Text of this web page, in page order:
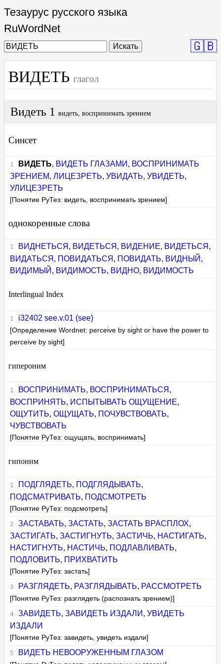
Тезаурус русского языка
RuWordNet
Искать 🇬🇧
ВИДЕТЬ глагол
Видеть 1 видеть, воспринимать зрением
Синсет
ВИДЕТЬ, ВИДЕТЬ ГЛАЗАМИ , ВОСПРИНИМАТЬ
ЗРЕНИЕМ,ЛИЦЕЗРЕТЬ,УВИДАТЬ,УВИДЕТЬ,
УЛИЦЕЗРЕТЬ
[Понятие РуТез: видеть, воспринимать зрением]
однокоренные слова
ВИДНЕТЬСЯ , ВИДЕТЬСЯ , ВИДЕНИЕ, ВИДЕТЬСЯ ,
ВИДАТЬСЯ , ПОВИДАТЬСЯ , ПОВИДАТЬ, ВИДНЫЙ ,
ВИДИМЫЙ , ВИДИМОСТЬ, ВИДНО, ВИДИМОСТЬ
Interlingual Index
i32402 see.v.01 (see)
[Определение Wordnet: perceive by sight or have the power to
perceive by sight]
гипероним
ВОСПРИНИМАТЬ, ВОСПРИНИМАТЬСЯ ,
ВОСПРИНЯТЬ, ИСПЫТЫВАТЬ ОЩУЩЕНИЕ,
ОЩУТИТЬ,ОЩУЩАТЬ, ПОЧУВСТВОВАТЬ,
ЧУВСТВОВАТЬ
[Понятие РуТез: ощущать, воспринимать]
гипоним
ПОДГЛЯДЕТЬ, ПОДГЛЯДЫВАТЬ,
ПОДСМАТРИВАТЬ, ПОДСМОТРЕТЬ
[Понятие РуТез: подсмотреть]
ЗАСТАВАТЬ, ЗАСТАТЬ, ЗАСТАТЬ ВРАСПЛОХ,
ЗАСТИГАТЬ,ЗАСТИГНУТЬ,ЗАСТИЧЬ, НАСТИГАТЬ,
НАСТИГНУТЬ, НАСТИЧЬ, ПОДЛАВЛИВАТЬ,
ПОДЛОВИТЬ, ПРИХВАТИТЬ
[Понятие РуТез: застать]
РАЗГЛЯДЕТЬ, РАЗГЛЯДЫВАТЬ, РАССМОТРЕТЬ
[Понятие РуТез: разглядеть (распознать зрением)]
ЗАВИДЕТЬ, ЗАВИДЕТЬ ИЗДАЛИ , УВИДЕТЬ
ИЗДАЛИ
[Понятие РуТез: завидеть, увидеть издали]
ВИДЕТЬ НЕВООРУЖЕННЫМ ГЛАЗОМ